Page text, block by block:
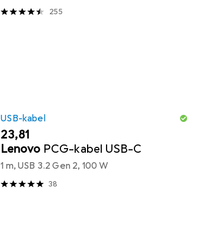
255
USB-kabel
EUR
23,81
Lenovo PCG-kabel USB-C
1 m, USB 3.2 Gen 2, 100 W
38